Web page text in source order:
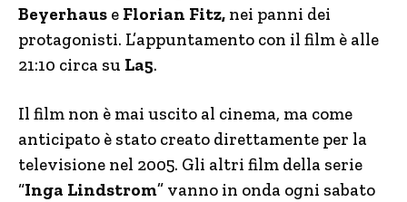
Beyerhaus e Florian Fitz, nei panni dei
protagonisti. L’appuntamento con il film è alle
21:10 circa su La5.
Il film non è mai uscito al cinema, ma come
anticipato è stato creato direttamente per la
televisione nel 2005. Gli altri film della serie
“Inga Lindstrom” vanno in onda ogni sabato